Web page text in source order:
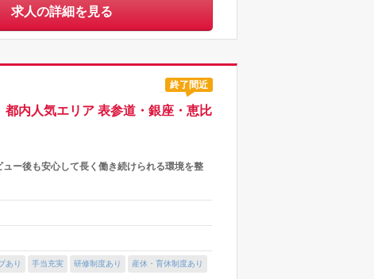
求人の詳細を見る
終了間近
内人気エリア 表参道・銀座・恵比
ー後も安心して長く働き続けられる環境を整
あり 手当充実 研修制度あり 産休・育休制度あり